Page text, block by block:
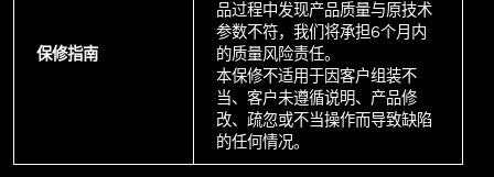
保修指南
品过程中发现产品质量与原技术
参数不符，我们将承担6个月内
的质量风险责任。
本保修不适用于因客户组装不
当、客户未遵循说明、产品修
改、疏忽或不当操作而导致缺陷
的任何情况。